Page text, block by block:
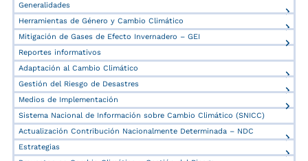
Generalidades
Herramientas de Género y Cambio Climático
Mitigación de Gases de Efecto Invernadero – GEI
Reportes informativos
Adaptación al Cambio Climático
Gestión del Riesgo de Desastres
Medios de Implementación
Sistema Nacional de Información sobre Cambio Climático (SNICC)
Actualización Contribución Nacionalmente Determinada – NDC
Estrategias